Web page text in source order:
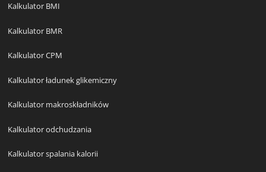
Kalkulator BMI
Kalkulator BMR
Kalkulator CPM
Kalkulator ładunek glikemiczny
Kalkulator makroskładników
Kalkulator odchudzania
Kalkulator spalania kalorii